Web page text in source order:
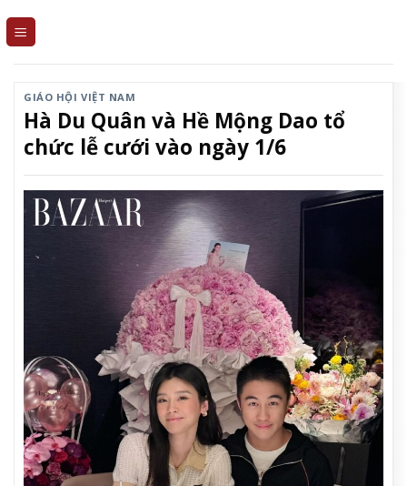
GIÁO HỘI VIỆT NAM
Hà Du Quân và Hề Mộng Dao tổ
chức lễ cưới vào ngày 1/6